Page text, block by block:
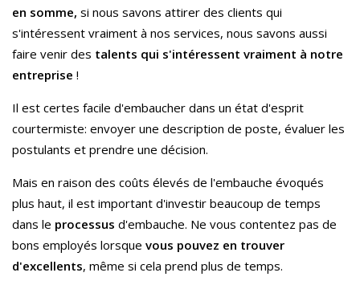
en somme, si nous savons attirer des clients qui
s'intéressent vraiment à nos services, nous savons aussi
faire venir des talents qui s'intéressent vraiment à notre
entreprise !
Il est certes facile d'embaucher dans un état d'esprit
courtermiste: envoyer une description de poste, évaluer les
postulants et prendre une décision.
Mais en raison des coûts élevés de l'embauche évoqués
plus haut, il est important d'investir beaucoup de temps
dans le processus d'embauche. Ne vous contentez pas de
bons employés lorsque vous pouvez en trouver
d'excellents, même si cela prend plus de temps.